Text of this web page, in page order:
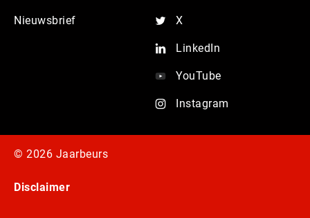
Nieuwsbrief X
LinkedIn
YouTube
Instagram
© 2026 Jaarbeurs
Disclaimer